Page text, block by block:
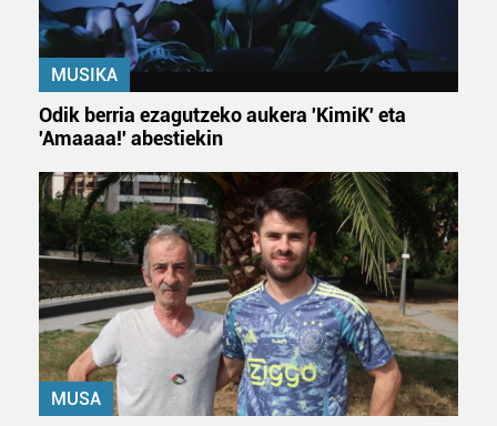
teknologia erabiliz, cookieak adibidez, iragarki eta eduki
pertsonalizatuak eskaintzeko, iragarkiak eta edukia
neurtzeko, jendeari buruzko informazioa biltzeko eta
produktuak garatzeko. Zure datuak nork eta zertarako
erabiltzen dituen hauta dezakezu.
Bazkide batzuek ez dizute baimenik eskatzen, eta beren
interes komertzial legitimoetan babesten dira. Ikusi gure
bazkideen zerrenda, beren ustez zein helburutarako
duten interes legitimoa eta horren aurka nola egin
dezakezun ikusteko.
Lortu zure datu pertsonalak prozesatzeko moduari
buruzko informazio gehiago eta ezarri zure lehentasunak
datuen atalean. Edozein unetan alda edo ken dezakezu
MUSIKA
Odik berria ezagutzeko aukera 'KimiK' eta
'Amaaaa!' abestiekin
MUSA